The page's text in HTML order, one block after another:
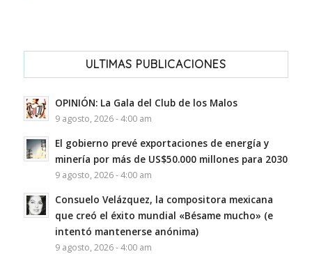
ULTIMAS PUBLICACIONES
OPINIÓN: La Gala del Club de los Malos
9 agosto, 2026 - 4:00 am
El gobierno prevé exportaciones de energía y
minería por más de US$50.000 millones para 2030
9 agosto, 2026 - 4:00 am
Consuelo Velázquez, la compositora mexicana
que creó el éxito mundial «Bésame mucho» (e
intentó mantenerse anónima)
9 agosto, 2026 - 4:00 am